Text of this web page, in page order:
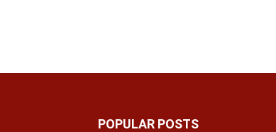
POPULAR POSTS